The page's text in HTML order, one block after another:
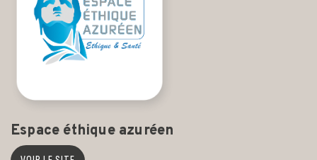
Espace éthique azuréen